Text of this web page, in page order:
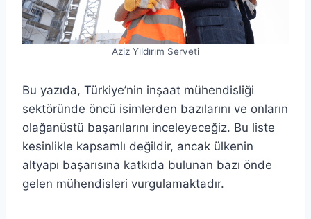
Aziz Yıldırım Serveti
Bu yazıda, Türkiye’nin inşaat mühendisliği
sektöründe öncü isimlerden bazılarını ve onların
olağanüstü başarılarını inceleyeceğiz. Bu liste
kesinlikle kapsamlı değildir, ancak ülkenin
altyapı başarısına katkıda bulunan bazı önde
gelen mühendisleri vurgulamaktadır.